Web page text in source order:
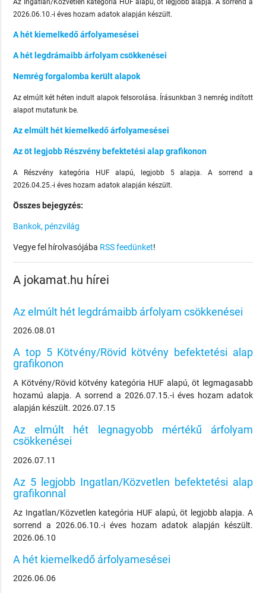
2026.06.10.-i éves hozam adatok alapján készült.
A hét kiemelkedő árfolyamesései
A hét legdrámaibb árfolyam csökkenései
Nemrég forgalomba került alapok
Az elmúlt két héten indult alapok felsorolása. Írásunkban 3 nemrég indított
alapot mutatunk be.
Az elmúlt hét kiemelkedő árfolyamesései
Az öt legjobb Részvény befektetési alap grafikonon
A Részvény kategória HUF alapú, legjobb 5 alapja. A sorrend a
2026.04.25.-i éves hozam adatok alapján készült.
Összes bejegyzés:
Bankok, pénzvilág
Vegye fel hírolvasójába RSS feedünket!
A jokamat.hu hírei
Az elmúlt hét legdrámaibb árfolyam csökkenései
2026.08.01
A top 5 Kötvény/Rövid kötvény befektetési alap
grafikonon
A Kötvény/Rövid kötvény kategória HUF alapú, öt legmagasabb
hozamú alapja. A sorrend a 2026.07.15.-i éves hozam adatok
alapján készült. 2026.07.15
Az elmúlt hét legnagyobb mértékű árfolyam
csökkenései
2026.07.11
Az 5 legjobb Ingatlan/Közvetlen befektetési alap
grafikonnal
Az Ingatlan/Közvetlen kategória HUF alapú, öt legjobb alapja. A
sorrend a 2026.06.10.-i éves hozam adatok alapján készült.
2026.06.10
A hét kiemelkedő árfolyamesései
2026.06.06